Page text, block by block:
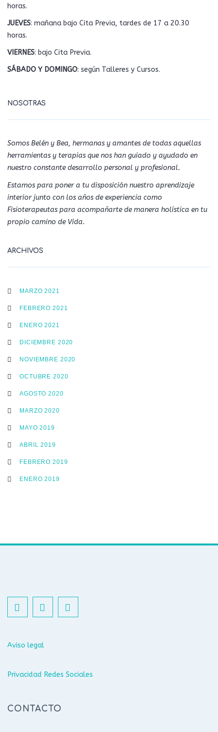
horas.
JUEVES: mañana bajo Cita Previa, tardes de 17 a 20.30
horas.
VIERNES: bajo Cita Previa.
SÁBADO Y DOMINGO: según Talleres y Cursos.
NOSOTRAS
Somos Belén y Bea, hermanas y amantes de todas aquellas
herramientas y terapias que nos han guiado y ayudado en
nuestro constante desarrollo personal y profesional.
Estamos para poner a tu disposición nuestro aprendizaje
interior junto con los años de experiencia como
Fisioterapeutas para acompañarte de manera holística en tu
propio camino de Vida.
ARCHIVOS
MARZO 2021
FEBRERO 2021
ENERO 2021
DICIEMBRE 2020
NOVIEMBRE 2020
OCTUBRE 2020
AGOSTO 2020
MARZO 2020
MAYO 2019
ABRIL 2019
FEBRERO 2019
ENERO 2019
Aviso legal
Privacidad Redes Sociales
CONTACTO